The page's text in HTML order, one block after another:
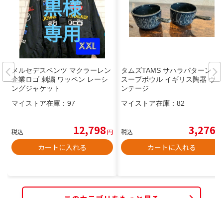
メルセデスベンツ マクラーレン
企業ロゴ 刺繍 ワッペン レーシ
ングジャケット
マイストア在庫： 97
税込 12,798円
カートに入れる
タムズTAMS サハラパターン
スープボウル イギリス陶器 ヴィ
ンテージ
マイストア在庫： 82
税込 3,276
カートに入れる